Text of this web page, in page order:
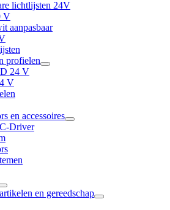
lichtlijsten 24V
V
aanpasbaar
profielen
24 V
V
en accessoires
Driver
en gereedschap